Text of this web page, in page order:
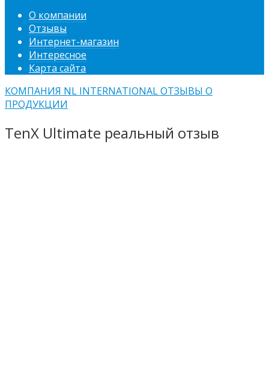
О компании
Отзывы
Интернет-магазин
Интересное
Карта сайта
КОМПАНИЯ NL INTERNATIONAL ОТЗЫВЫ О
ПРОДУКЦИИ
TenX Ultimate реальный отзыв